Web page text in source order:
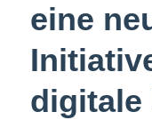
eine
digitale